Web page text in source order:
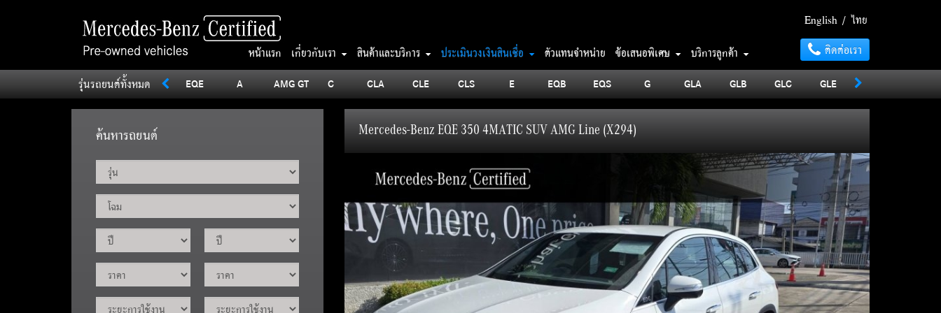
English / ไทย
หน้าแรก เกี่ยวกับเรา สินค้าและบริการ ประเมินวงเงินสินเชื่อ ตัวแทนจำหน่าย ข้อเสนอพิเศษ บริการลูกค้า
ติดต่อเรา
รุ่นรถยนต์ทั้งหมด
Sprinter V Vito EQE A AMG GT C CLA CLE CLS E EQB EQS G GLA GLB GLC GLE
ค้นหารถยนต์ Mercedes-Benz EQE 350 4MATIC SUV AMG Line (X294)